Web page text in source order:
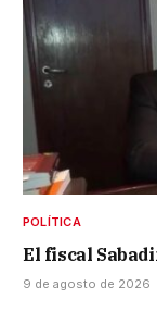
POLÍTICA
El fiscal
9 de agosto de 2026